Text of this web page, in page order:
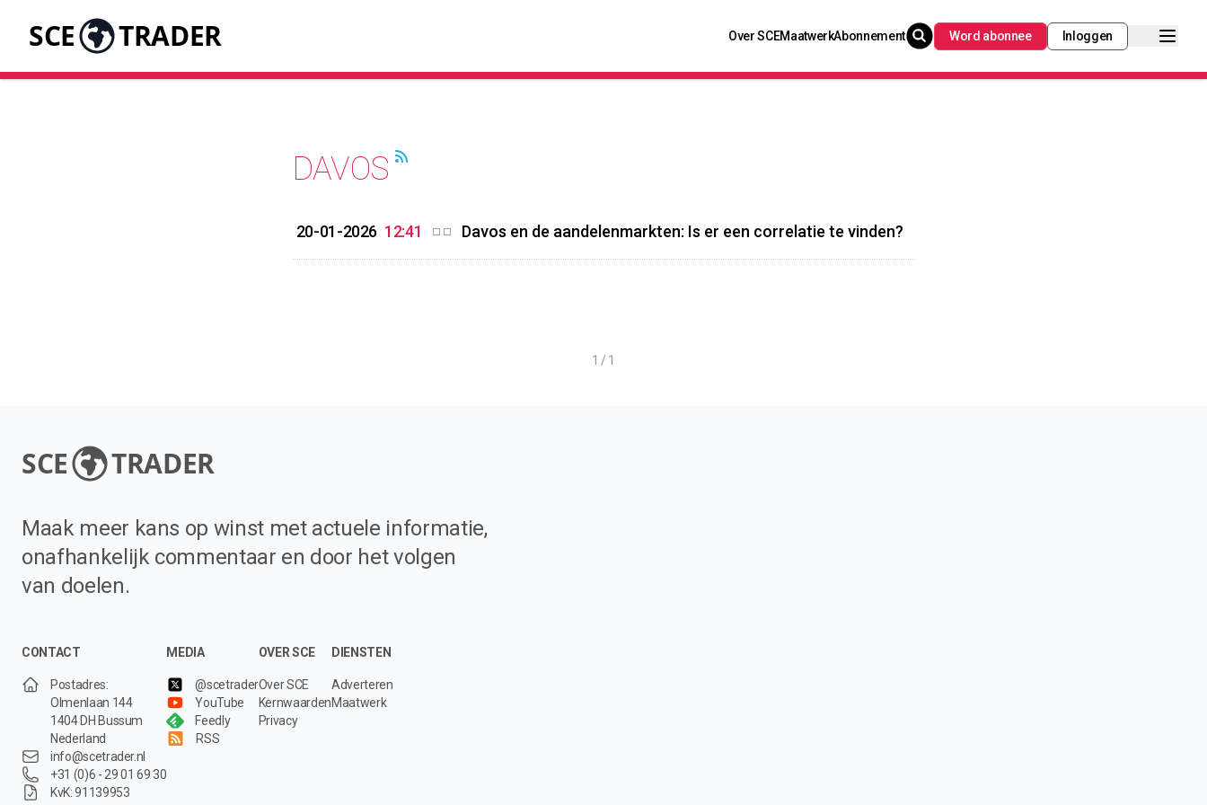
SCE TRADER Over SCEMaatwerkAbonnement Word abonnee Inloggen
DAVOS
20-01-2026 12:41 Davos en de aandelenmarkten: Is er een correlatie te vinden?
1 / 1
SCE TRADER
Maak meer kans op winst met actuele informatie,
onafhankelijk commentaar en door het volgen
van doelen.
CONTACT
Postadres:
Olmenlaan 144
1404 DH Bussum
Nederland
info@scetrader.nl
+31 (0)6 - 29 01 69 30
KvK: 91139953
MEDIA
@scetrader
YouTube
Feedly
RSS
OVER SCE
Over SCE
Kernwaarden
Privacy
DIENSTEN
Adverteren
Maatwerk